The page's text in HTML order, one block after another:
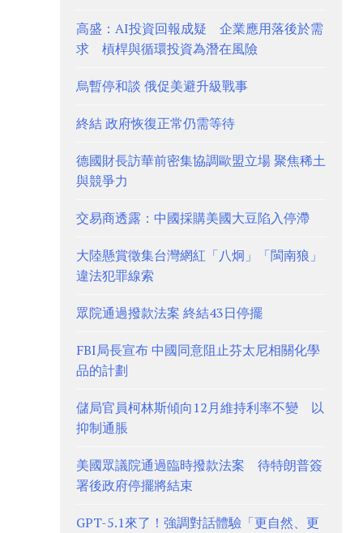
高盛：AI投資回報成疑 企業應用落後於需
求 槓桿與循環投資為潛在風險
烏暫停和談 俄促美避升級戰事
終結 政府恢復正常仍需等待
德國財長訪華前密集協調歐盟立場 聚焦稀土
與競爭力
交易商透露：中國採購美國大豆陷入停滯
大陸懸賞徵集台灣網紅「八炯」「閩南狼」
違法犯罪線索
眾院通過撥款法案 終結43日停擺
FBI局長宣布 中國同意阻止芬太尼相關化學
品的計劃
儲局官員柯林斯傾向12月維持利率不變 以
抑制通脹
美國眾議院通過臨時撥款法案 待特朗普簽
署後政府停擺將結束
GPT-5.1來了！強調對話體驗「更自然、更